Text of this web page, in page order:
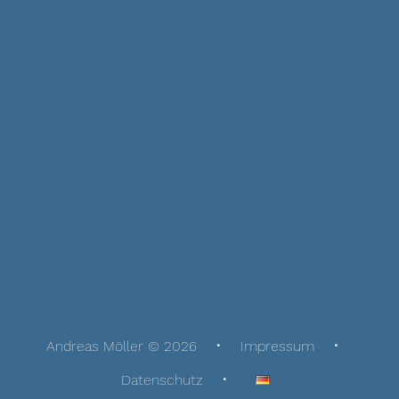
Andreas Möller © 2026
Impressum
Datenschutz